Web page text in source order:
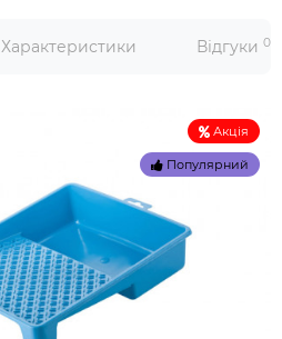
Характеристики Відгуки 0
Акція
Популярний